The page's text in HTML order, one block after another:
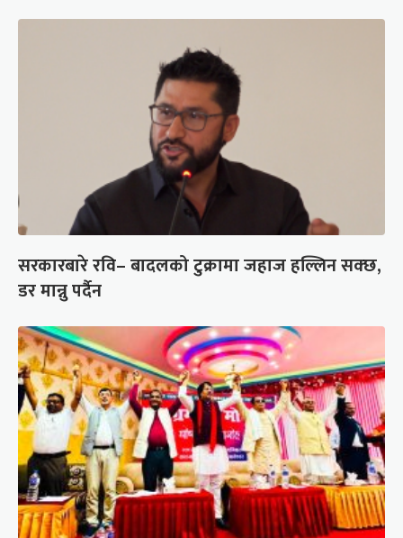
सरकारबारे रवि– बादलको टुक्रामा जहाज हल्लिन सक्छ,
डर मान्नु पर्दैन